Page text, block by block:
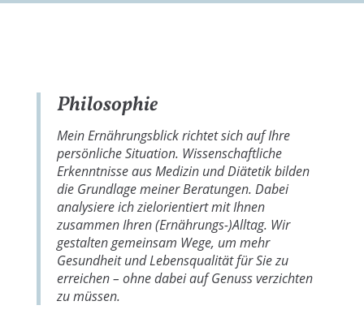
Philosophie
Mein Ernährungsblick richtet sich auf Ihre
persönliche Situation. Wissenschaftliche
Erkenntnisse aus Medizin und Diätetik bilden
die Grundlage meiner Beratungen. Dabei
analysiere ich zielorientiert mit Ihnen
zusammen Ihren (Ernährungs-)Alltag. Wir
gestalten gemeinsam Wege, um mehr
Gesundheit und Lebensqualität für Sie zu
erreichen – ohne dabei auf Genuss verzichten
zu müssen.